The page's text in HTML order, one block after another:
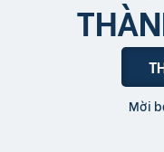
Mời